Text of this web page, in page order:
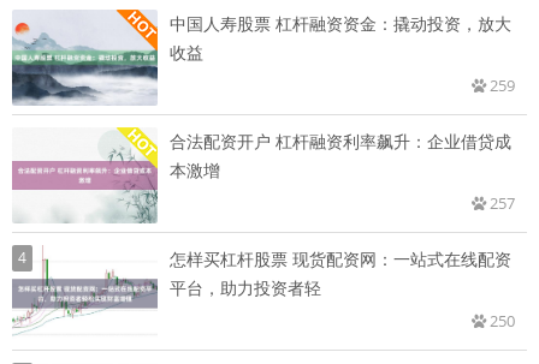
中国人寿股票 杠杆融资资金：撬动投资，放大
收益
259
合法配资开户 杠杆融资利率飙升：企业借贷成
本激增
257
4
怎样买杠杆股票 现货配资网：一站式在线配资
平台，助力投资者轻
250